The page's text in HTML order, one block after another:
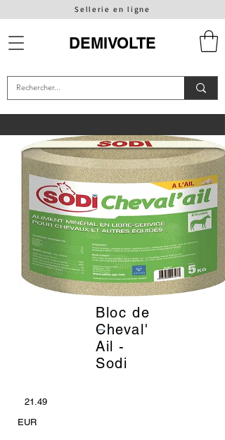
Sellerie en ligne
DEMIVOLTE
Bloc de
Cheval'
Ail -
Sodi
_
21.49
EUR